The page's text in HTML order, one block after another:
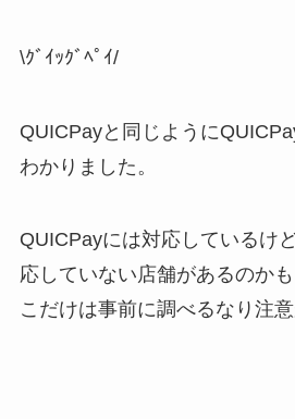
\ｸﾞｲｯｸﾞﾍﾟｲ/
QUICPayと同じように
わかりました。
QUICPayには対応しているけ
応していない店舗があるのか
こだけは事前に調べるなり注意